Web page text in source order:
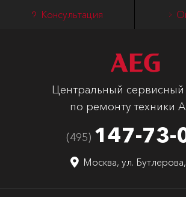
Консультация
Центральный сервисный
по ремонту техники
(495) 147-73-
Москва, ул.